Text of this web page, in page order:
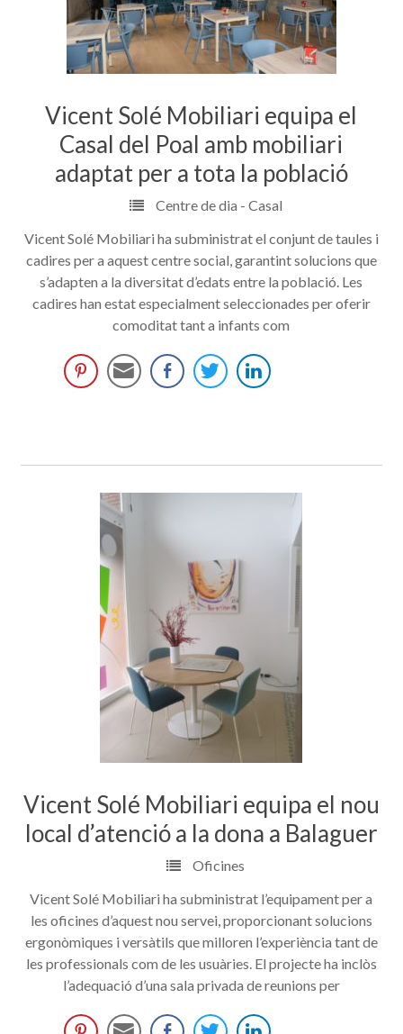
Vicent Solé Mobiliari equipa el
Casal del Poal amb mobiliari
adaptat per a tota la població
Centre de dia - Casal
Vicent Solé Mobiliari ha subministrat el conjunt de taules i
cadires per a aquest centre social, garantint solucions que
s’adapten a la diversitat d’edats entre la població. Les
cadires han estat especialment seleccionades per oferir
comoditat tant a infants com
Vicent Solé Mobiliari equipa el nou
local d’atenció a la dona a Balaguer
Oficines
Vicent Solé Mobiliari ha subministrat l’equipament per a
les oficines d’aquest nou servei, proporcionant solucions
ergonòmiques i versàtils que milloren l’experiència tant de
les professionals com de les usuàries. El projecte ha inclòs
l’adequació d’una sala privada de reunions per